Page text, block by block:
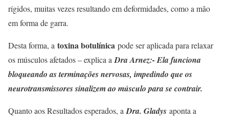
rígidos, muitas vezes resultando em deformidades, como a mão
em forma de garra.
Desta forma, a toxina botulínica pode ser aplicada para relaxar
os músculos afetados – explica a Dra Arnez:- Ela funciona
bloqueando as terminações nervosas, impedindo que os
neurotransmissores sinalizem ao músculo para se contrair.
Quanto aos Resultados esperados, a Dra. Gladys aponta a